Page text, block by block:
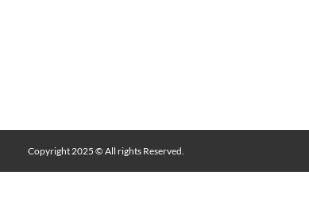
Copyright 2025 © All rights Reserved.